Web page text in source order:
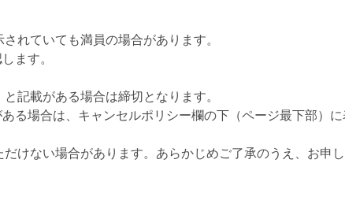
れていても満員の場合があります。
ます。
記載がある場合は締切となります。
る場合は、キャンセルポリシー欄の下（ページ最下部）
けない場合があります。あらかじめご了承のうえ、お申